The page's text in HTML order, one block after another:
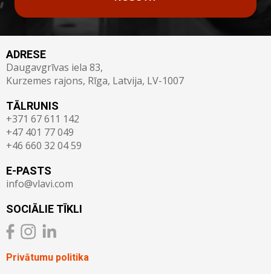
ADRESE
Daugavgrīvas iela 83,
Kurzemes rajons, Rīga, Latvija, LV-1007
TĀLRUNIS
+371 67 611 142
+47 401 77 049
+46 660 32 04 59
E-PASTS
info@vlavi.com
SOCIĀLIE TĪKLI
Privātumu politika